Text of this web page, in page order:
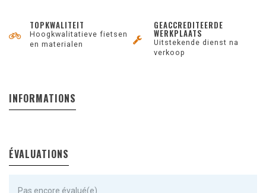
TOPKWALITEIT
Hoogkwalitatieve fietsen
en materialen
GEACCREDITEERDE
WERKPLAATS
Uitstekende dienst na
verkoop
INFORMATIONS
ÉVALUATIONS
Pas encore évalué(e)